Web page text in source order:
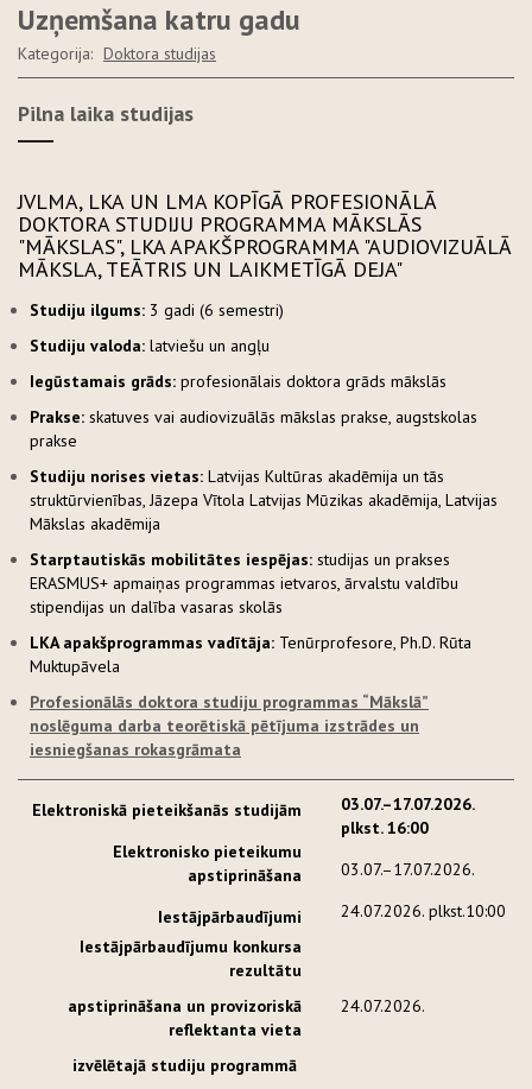
Uzņemšana katru gadu
Kategorija: Doktora studijas
Pilna laika studijas
JVLMA, LKA UN LMA KOPĪGĀ PROFESIONĀLĀ
DOKTORA STUDIJU PROGRAMMA MĀKSLĀS
"MĀKSLAS", LKA APAKŠPROGRAMMA "AUDIOVIZUĀLĀ
MĀKSLA, TEĀTRIS UN LAIKMETĪGĀ DEJA"
Studiju ilgums: 3 gadi (6 semestri)
Studiju valoda: latviešu un angļu
Iegūstamais grāds: profesionālais doktora grāds mākslās
Prakse: skatuves vai audiovizuālās mākslas prakse, augstskolas
prakse
Studiju norises vietas: Latvijas Kultūras akadēmija un tās
struktūrvienības, Jāzepa Vītola Latvijas Mūzikas akadēmija, Latvijas
Mākslas akadēmija
Starptautiskās mobilitātes iespējas: studijas un prakses
ERASMUS+ apmaiņas programmas ietvaros, ārvalstu valdību
stipendijas un dalība vasaras skolās
LKA apakšprogrammas vadītāja: Tenūrprofesore, Ph.D. Rūta
Muktupāvela
Profesionālās doktora studiju programmas “Mākslā”
noslēguma darba teorētiskā pētījuma izstrādes un
iesniegšanas rokasgrāmata
Elektroniskā pieteikšanās studijām
03.07.–17.07.2026.
plkst. 16:00
Elektronisko pieteikumu
apstiprināšana
03.07.–17.07.2026.
Iestājpārbaudījumi
24.07.2026. plkst.10:00
Iestājpārbaudījumu konkursa
rezultātu
apstiprināšana un provizoriskā
reflektanta vieta
izvēlētajā studiju programmā
24.07.2026.